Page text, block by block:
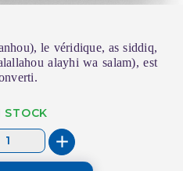
le véridique, as siddiq,
alayhi wa salam), est
STOCK